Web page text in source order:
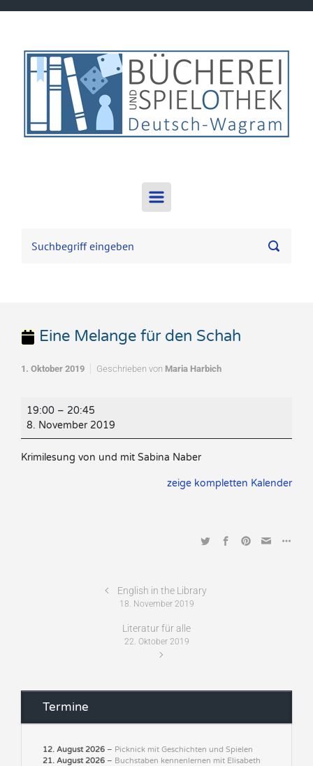
Eine Melange für den Schah
1. Oktober 2019 Geschrieben von Maria Harbich
Eine
Melange
Schah
19:00 – 20:45
8. November 2019
Krimilesung von und mit Sabina Naber
zeige kompletten Kalender
English in the Library
18. November 2019
Literatur für alle
22. Oktober 2019
Termine
12. August 2026 – Picknick mit Geschichten und Spielen
21. August 2026 – Buchstaben kennenlernen mit Elisabeth